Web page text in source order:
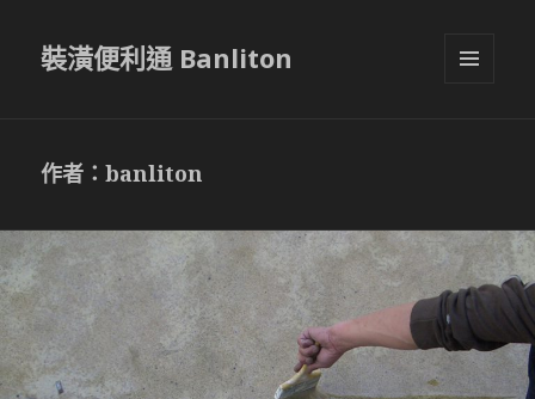
裝潢便利通 Banliton
作者：banliton